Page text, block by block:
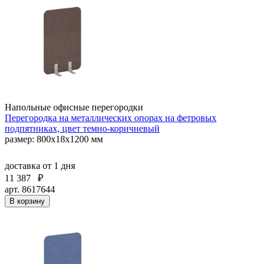
Напольные офисные перегородки
Перегородка на металлических опорах на фетровых
подпятниках, цвет темно-коричневый
размер: 800x18x1200 мм
доставка от 1 дня
11 387
₽
арт. 8617644
В корзину